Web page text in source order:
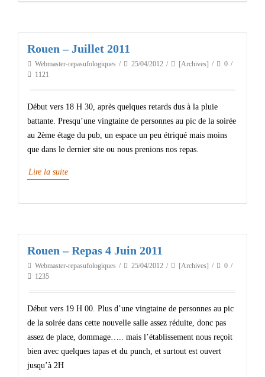
Rouen – Juillet 2011
Webmaster-repasufologiques 25/04/2012 [Archives]
0
1121
Début vers 18 H 30, après quelques retards dus à la pluie
battante. Presqu’une vingtaine de personnes au pic de la soirée
au 2ème étage du pub, un espace un peu étriqué mais moins
que dans le dernier site ou nous prenions nos repas.
Lire la suite
Rouen – Repas 4 Juin 2011
Webmaster-repasufologiques 25/04/2012 [Archives]
0
1235
Début vers 19 H 00. Plus d’une vingtaine de personnes au pic
de la soirée dans cette nouvelle salle assez réduite, donc pas
assez de place, dommage….. mais l’établissement nous reçoit
bien avec quelques tapas et du punch, et surtout est ouvert
jusqu’à 2H